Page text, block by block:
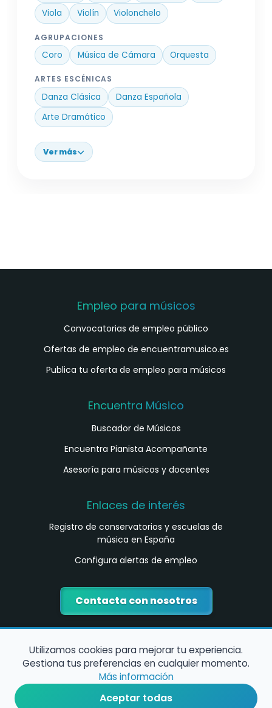
Viola
Violín Violonchelo
AGRUPACIONES
Coro Música de Cámara Orquesta
ARTES ESCÉNICAS
Danza Clásica
Danza Española
Arte Dramático
Ver más
Empleo para músicos
Convocatorias de empleo público
Ofertas de empleo de encuentramusico.es
Publica tu oferta de empleo para músicos
Encuentra Músico
Buscador de Músicos
Encuentra Pianista Acompañante
Asesoría para músicos y docentes
Enlaces de interés
Registro de conservatorios y escuelas de
música en España
Configura alertas de empleo
Contacta con nosotros
Utilizamos cookies para mejorar tu experiencia.
Gestiona tus preferencias en cualquier momento.
Más información
Aceptar todas